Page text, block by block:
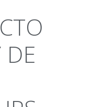
DE